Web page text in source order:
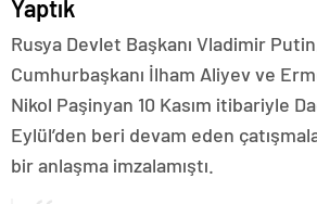
Yaptık
Rusya Devlet Başkanı Vladimir
Cumhurbaşkanı İlham Aliyev ve
Nikol Paşinyan 10 Kasım itibariyle
Eylül’den beri devam eden
bir anlaşma imzalamıştı.